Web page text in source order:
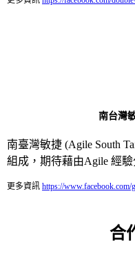
南台灣
南臺灣敏捷 (Agile South
組成，期待藉由Agile 經
更多資訊 https://www.facebook.com/
合